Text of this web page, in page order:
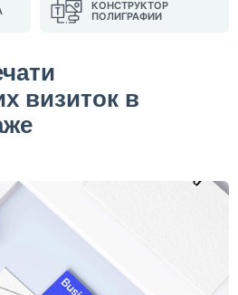
КОНСТРУКТОР
ПОЛИГРАФИИ
визиток в